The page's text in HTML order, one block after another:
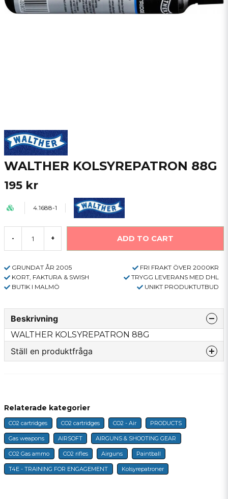
WALTHER KOLSYREPATRON 88G
195 kr
4.1688-1
- + ADD TO CART
GRUNDAT ÅR 2005
FRI FRAKT ÖVER 2000KR
KORT, FAKTURA & SWISH
TRYGG LEVERANS MED DHL
BUTIK I MALMÖ
UNIKT PRODUKTUTBUD
Beskrivning
WALTHER KOLSYREPATRON 88G
Ställ en produktfråga
name
Name
email
E-mail
Relaterade kategorier
CO2 cartridges CO2 cartridges CO2 - Air PRODUCTS
Gas weapons AIRSOFT AIRGUNS & SHOOTING GEAR
CO2 Gas ammo CO2 rifles Airguns Paintball
T4E - TRAINING FOR ENGAGEMENT Kolsyrepatroner